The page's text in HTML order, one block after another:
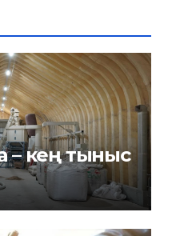
Кәсіпорындарға – кең тыныс